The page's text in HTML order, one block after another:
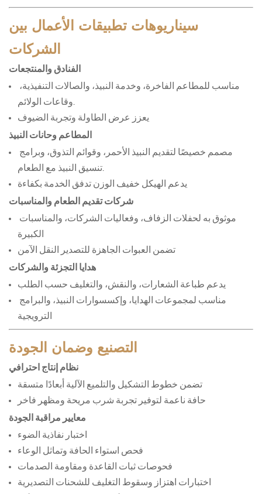
سيناريوهات تطبيقات الأعمال بين
الشركات
الفنادق والمنتجعات
يعزز عرض الطاولة وتجربة الضيوف
المطاعم وحانات النبيذ
يدعم الهيكل خفيف الوزن تدفق الخدمة بكفاءة
شركات تقديم الطعام والمناسبات
الكبيرة
تضمن العبوات الجاهزة للتصدير النقل الآمن
هدايا التجزئة والشركات
يدعم طباعة الشعارات، والنقش، والتغليف حسب الطلب
الترويجية
التصنيع وضمان الجودة
نظام إنتاج احترافي
تضمن خطوط التشكيل والتلميع الآلية أبعادًا متسقة
حافة ناعمة لتوفير تجربة شرب مريحة ومظهر فاخر
معايير مراقبة الجودة
اختبار نفاذية الضوء
فحص استواء الحافة وتماثل الوعاء
فحوصات ثبات القاعدة ومقاومة الصدمات
اختبارات اهتزاز وسقوط التغليف للشحنات التصديرية